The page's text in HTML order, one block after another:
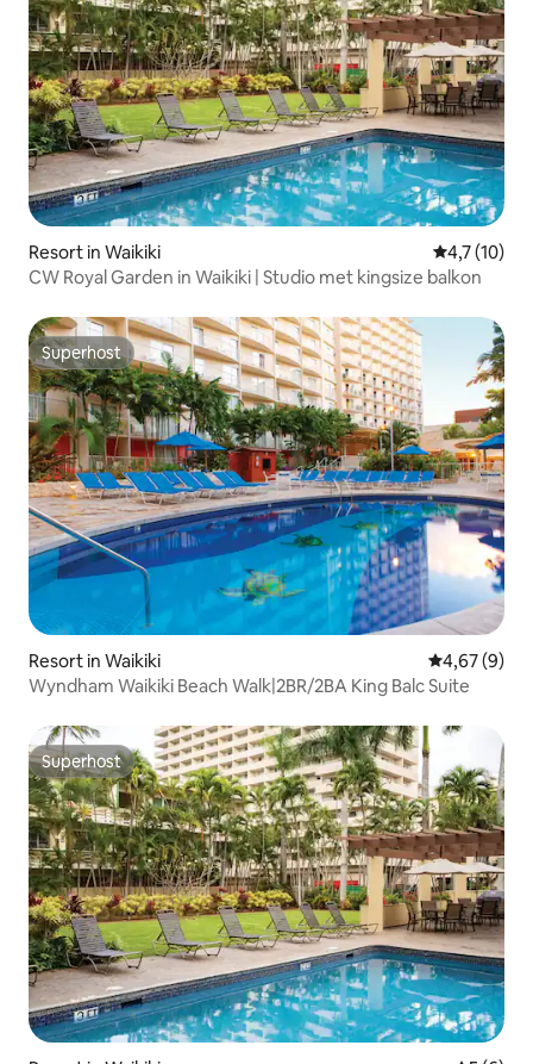
Resort in Waikiki
4,7 (10)
CW Royal Garden in Waikiki | Studio met kingsize balkon
Superhost
Superhost
Resort in Waikiki Gemiddelde
4,67 (9)
Wyndham Waikiki Beach Walk|2BR/2BA King Balc Suite
Superhost
Superhost